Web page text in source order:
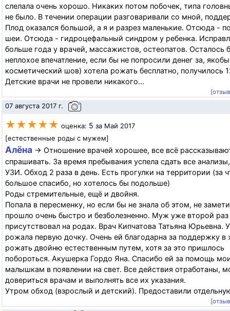
слелала очень хорошо. Никаких потом побочек, типа
не было. В течении операции разговаривали со мной,
Плод оказался большой, а я и разрез маленькие. Отсюда -
шеи. Отсюда - гидроцефальный синдром у ребенка.
больше года у врачей, массажистов, остеопатов. Осталось
неплохое впечатление, если бы не попросили денег за,
косметический шов) хотела рожать бесплатно, получилось
Детские врачи не провели никакого...
07 августа 2017 г.
★★★★★ оценка: 5 за Май 2017
[естественные роды с мужем]
Алёна → Отношение врачей хорошее, все всё
спрашивать. За время пребывания успела сдать все
УЗИ. Обход 2 раза в день. Есть прогулки на территории (за
большое спасибо, но хотелось бы подольше)
Роды стремительные, ещё и двойня.
Попала в пересменку, но если бы не знала об этом, не
прошло очень быстро и безболезненно. Муж уже второй раз
присутствовал на родах. Врач Кипчатова Татьяна Юрьевна.
рожала первую дочку. Очень ей благодарна за поддержку в
рожать двойню естественным путем, хотя за это пришлось
побороться. Акушерка Гордо Яна. Спасибо ей за помощь
малышкам в появлении на свет. Все действия отработаны,
довериться врачам и выполнять все их указания.
Утром обход (взрослый и детский). Предоставили